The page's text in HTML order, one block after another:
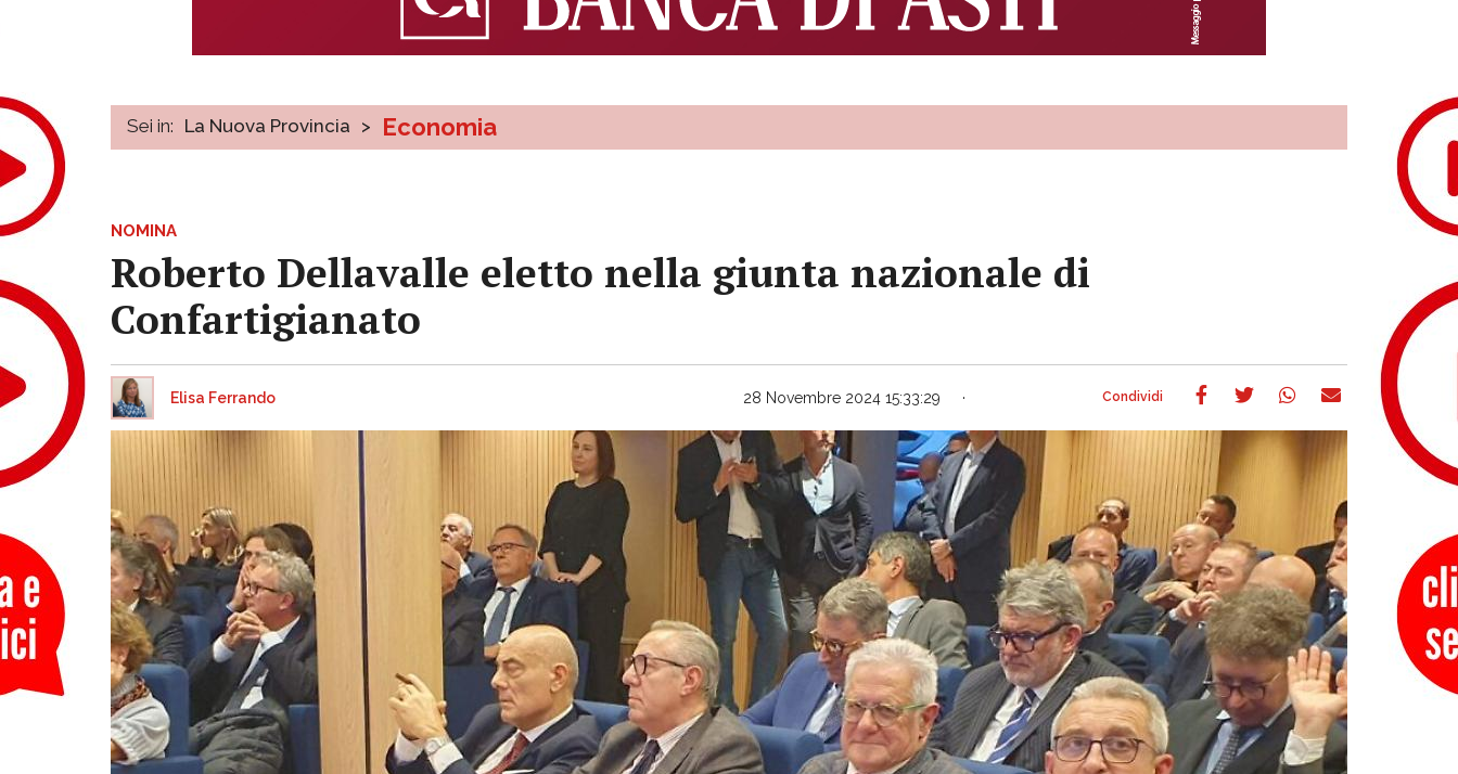
Sei in: La Nuova Provincia > Economia
NOMINA
Roberto Dellavalle eletto nella giunta nazionale di
Confartigianato
Elisa Ferrando 28 Novembre 2024 15:33:29